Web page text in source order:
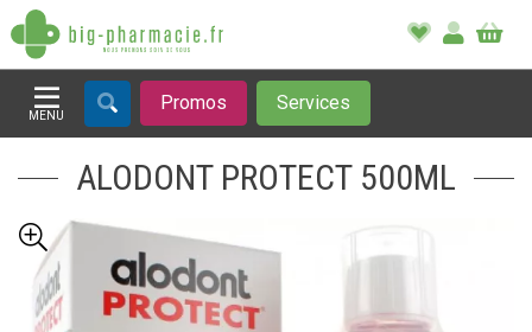
MENU
Afficher la navigation
Promos Services
ALODONT PROTECT 500ML